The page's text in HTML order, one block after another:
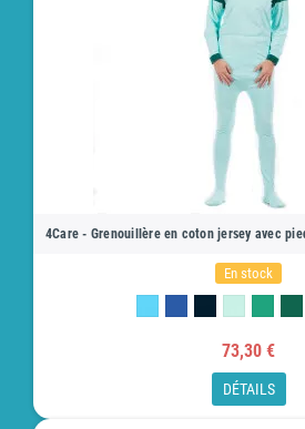
4Care - Grenouillère en coton jersey avec
En stock
73,30 €
DÉTAILS